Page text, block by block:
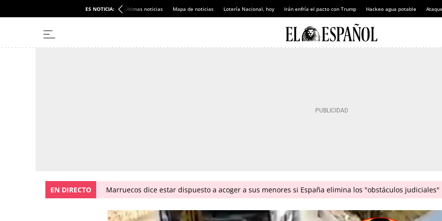
ES NOTICIA: Últimas noticias Mapa de noticias Lotería Nacional, hoy Irán enfría el pacto con Trump Hackeo agua potable
EN DIRECTO Marruecos dice estar dispuesto a acoger a sus menores si España elimina los "obstáculos judiciales"